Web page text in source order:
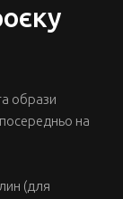
образи
на
(для